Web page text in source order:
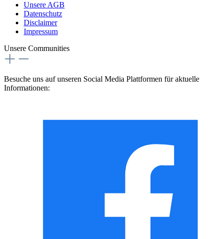
Unsere AGB
Datenschutz
Disclaimer
Impressum
Unsere Communities
Besuche uns auf unseren Social Media Plattformen für aktuelle
Informationen: